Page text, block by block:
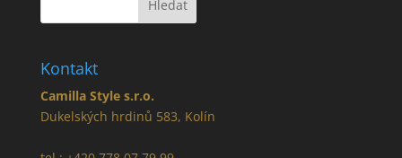
Kontakt
Camilla Style s.r.o.
Dukelských hrdinů 583, Kolín